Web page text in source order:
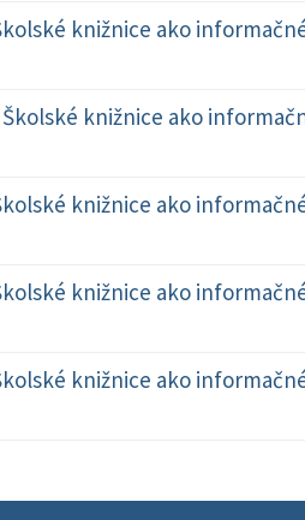
knižnice ako
knižnice ako
knižnice ako
knižnice ako
knižnice ako